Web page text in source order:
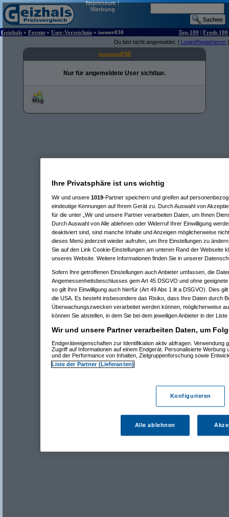
Impressum|
Werbung
Geizhals » Forum » User-Verzeichnis » isomer030 Top-100 | Fresh-100
Du bist nicht angemeldet. [ Login/Registrieren ]
isomer030
Nur für angemeldete User sichtbar.
Ihre Privatsphäre ist uns wichtig
Wir und unsere 1019-Partner speichern und greifen auf
eindeutige Kennungen auf Ihrem Gerät zu. Durch Auswahl von
für die unter „Wir und unsere Partner verarbeiten Daten, um Ihnen
Durch Auswahl von Alle ablehnen oder Widerruf Ihrer Einwilligung
deaktiviert sind, sind manche Inhalte und Anzeigen möglicherweise
dieses Menü jederzeit wieder aufrufen, um Ihre Einstellungen zu
Sie auf den Link Cookie-Einstellungen am unteren Rand der Webseite
unseres Website. Weitere Informationen finden Sie in unserer
Sofern Ihre getroffenen Einstellungen auch Anbieter umfassen, die
Angemessenheitsbeschlusses gem Art 45 DSGVO und ohne
so gilt Ihre Einwilligung auch hierfür (Art 49 Abs 1 lit a DSGVO). Dies
die USA. Es besteht insbesondere das Risiko, dass Ihre Daten durch
Überwachungszwecken verarbeitet werden können, möglicherweise
können Sie abstellen, in dem Sie bei dem jeweiligen Anbieter in der
Wir und unsere Partner verarbeiten Daten, um
Endgeräteeigenschaften zur Identifikation aktiv abfragen. Verwendung
Zugriff auf Informationen auf einem Endgerät. Personalisierte Werbung
und der Performance von Inhalten, Zielgruppenforschung sowie
Liste der Partner (Lieferanten)
Konfigurieren
Alle ablehnen